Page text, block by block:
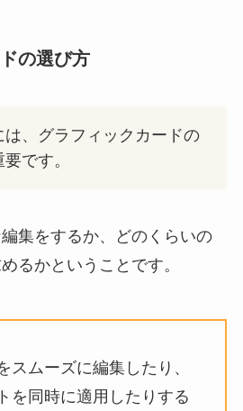
の選び方
は、グラフィックカードの
です。
集をするか、どのくらいの
るかということです。
スムーズに編集したり、
を同時に適用したりする